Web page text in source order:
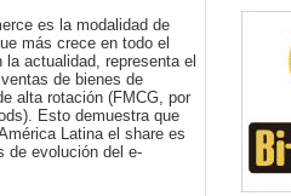
es la modalidad de
más crece en todo el
la actualidad, representa el
de bienes de
alta rotación (FMCG, por
Esto demuestra que
Latina el share es
de evolución del e-